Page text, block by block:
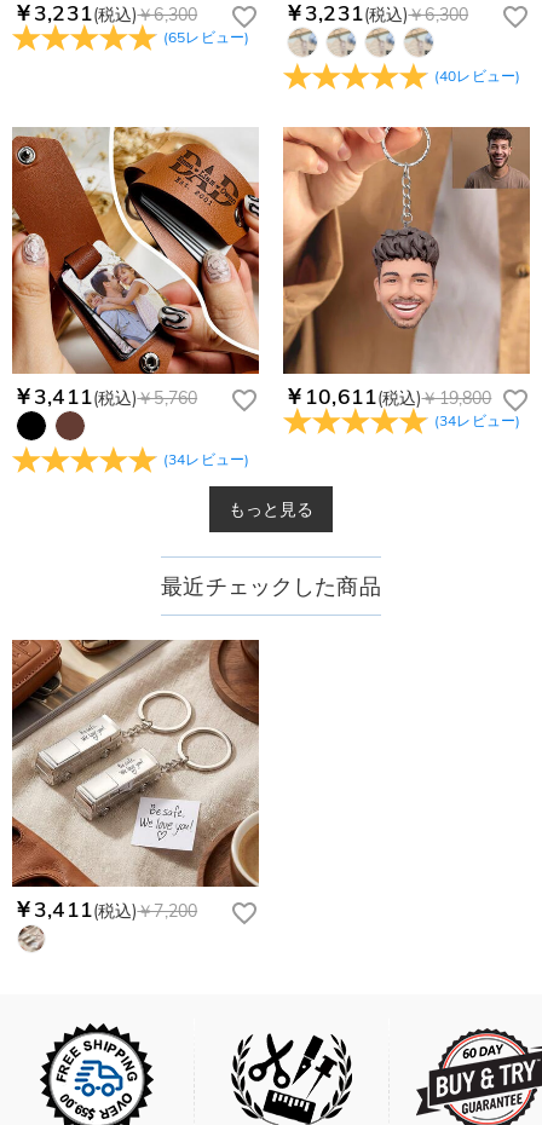
￥3,231(税込)￥6,300
(65レビュー)
￥3,231(税込)￥6,300
(40レビュー)
￥3,411(税込)￥5,760
(34レビュー)
￥10,611(税込)￥19,800
(34レビュー)
もっと見る
最近チェックした商品
￥3,411(税込)￥7,200